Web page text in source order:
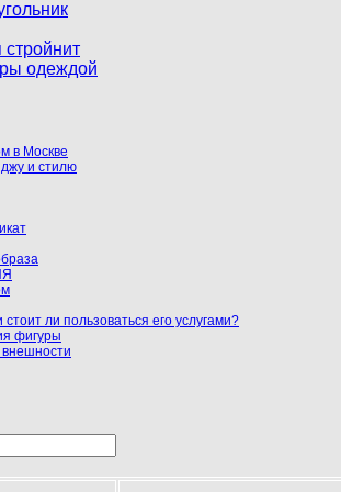
одеждой
в Москве
и стилю
ли пользоваться его услугами?
фигуры
внешности